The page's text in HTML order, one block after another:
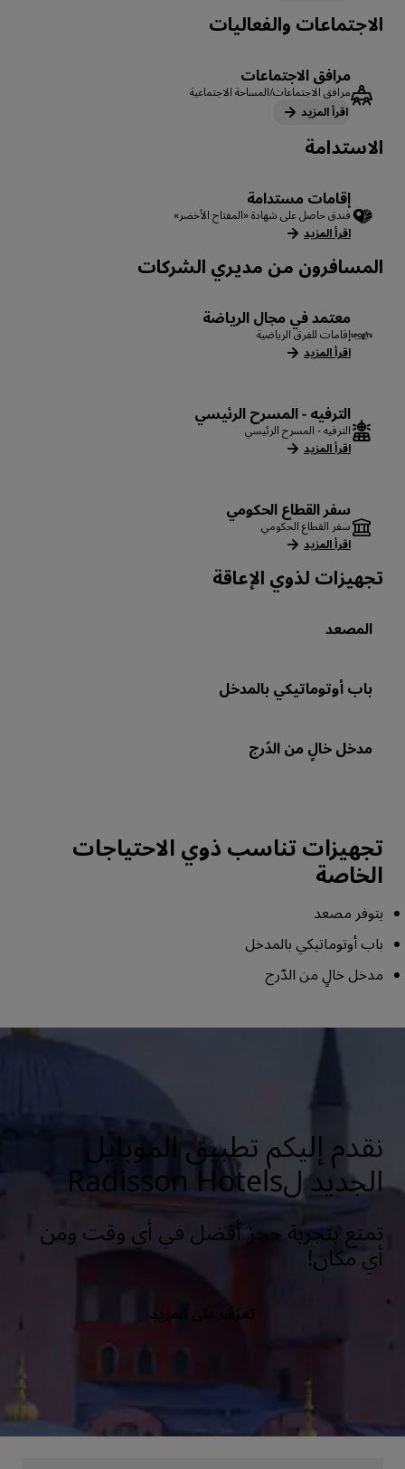
الاجتماعات والفعاليات
مرافق الاجتماعات
مرافق الاجتماعات/المساحة الاجتماعية
اقرأ المزيد
الاستدامة
إقامات مستدامة
فندق حاصل على شهادة «المفتاح الأخضر»
اقرأ المزيد
المسافرون من مديري الشركات
معتمد في مجال الرياضة
إقامات للفرق الرياضية
اقرأ المزيد
الترفيه - المسرح الرئيسي
الترفيه - المسرح الرئيسي
اقرأ المزيد
سفر القطاع الحكومي
سفر القطاع الحكومي
اقرأ المزيد
تجهيزات لذوي الإعاقة
المصعد
باب أوتوماتيكي بالمدخل
مدخل خالٍ من الدّرج
تجهيزات تناسب ذوي الاحتياجات
الخاصة
يتوفر مصعد
باب أوتوماتيكي بالمدخل
مدخل خالٍ من الدّرج
نقدم إليكم تطبيق الموبايل
الجديد لRadisson Hotels
تمتع بتجربة حجز أفضل في أي وقت ومن
أي مكان!
تعرّف على المزيد